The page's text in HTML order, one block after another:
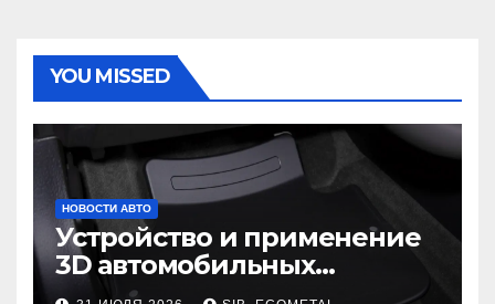
YOU MISSED
НОВОСТИ АВТО
Устройство и применение
3D автомобильных
ковриков